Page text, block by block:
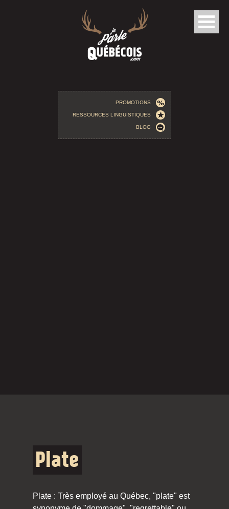
PROMOTIONS
RESSOURCES LINGUISTIQUES
BLOG
Plate
Plate : Très employé au Québec, "plate" est